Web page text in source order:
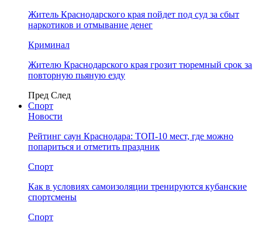
Житель Краснодарского края пойдет под суд за сбыт
наркотиков и отмывание денег
Криминал
Жителю Краснодарского края грозит тюремный срок за
повторную пьяную езду
Пред След
Спорт
Новости
Рейтинг саун Краснодара: ТОП-10 мест, где можно
попариться и отметить праздник
Спорт
Как в условиях самоизоляции тренируются кубанские
спортсмены
Спорт